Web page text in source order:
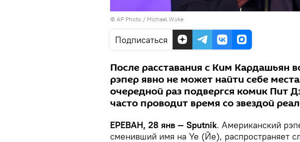
© AP Photo / Michael Wyke
Подписаться
После расставания с Ким Кардашьян
рэпер явно не может найти себе
очередной раз подвергся комик Пит
часто проводит время со звездой
ЕРЕВАН, 28 янв — Sputnik. Американский
сменивший имя на Ye (Йе), распространяет